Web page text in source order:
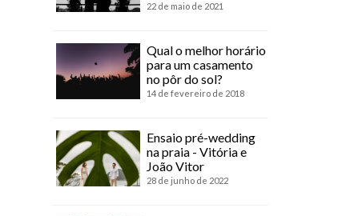
22 de maio de 2021
Qual o melhor horário
para um casamento
no pôr do sol?
14 de fevereiro de 2018
Ensaio pré-wedding
na praia - Vitória e
João Vitor
28 de junho de 2022